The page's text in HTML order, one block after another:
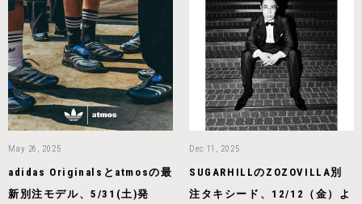
May 26, 2025
adidas Originalsとatmosの最
新別注モデル、5/31(土)発
Dec 11, 2025
SUGARHILLのZOZOVILLA別
注タキシード、12/12（金）よ